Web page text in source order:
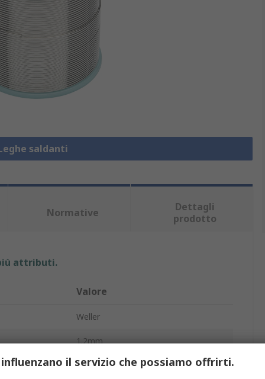
saldanti
Normative
Dettagli
prodotto
attributi.
Valore
Weller
1.2mm
Lega saldante senza piombo
il servizio che possiamo offrirti.